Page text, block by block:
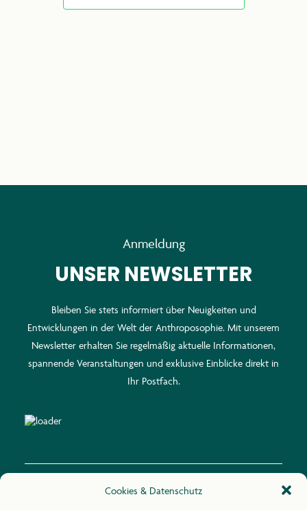
Cookies & Datenschutz
Anmeldung
UNSER NEWSLETTER
Bleiben Sie stets informiert über Neuigkeiten und
Entwicklungen in der Welt der Anthroposophie. Mit unserem
Newsletter erhalten Sie regelmäßig aktuelle Informationen,
spannende Veranstaltungen und exklusive Einblicke direkt in
Ihr Postfach.